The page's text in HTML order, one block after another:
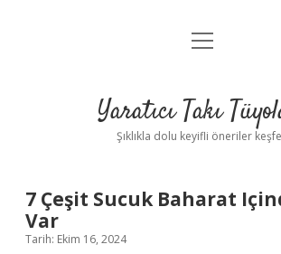
Anasayfa
Yasal Uyarı
menüyü
Yaratıcı Takı
Şıklıkla dolu keyifli öneriler
7 Çeşit Sucuk Baharat
Var
Tarih: Ekim 16, 2024